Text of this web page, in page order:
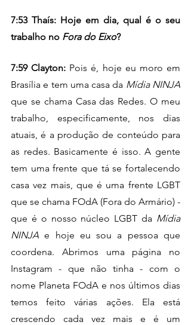
7:53 Thaís: Hoje em dia, qual é o seu
trabalho no Fora do Eixo?
7:59 Clayton: Pois é, hoje eu moro em
Brasília e tem uma casa da Mídia NINJA
que se chama Casa das Redes. O meu
trabalho, especificamente, nos dias
atuais, é a produção de conteúdo para
as redes. Basicamente é isso. A gente
tem uma frente que tá se fortalecendo
casa vez mais, que é uma frente LGBT
que se chama FOdA (Fora do Armário) -
que é o nosso núcleo LGBT da Mídia
NINJA e hoje eu sou a pessoa que
coordena. Abrimos uma página no
Instagram - que não tinha - com o
nome Planeta FOdA e nos últimos dias
temos feito várias ações. Ela está
crescendo cada vez mais e é um